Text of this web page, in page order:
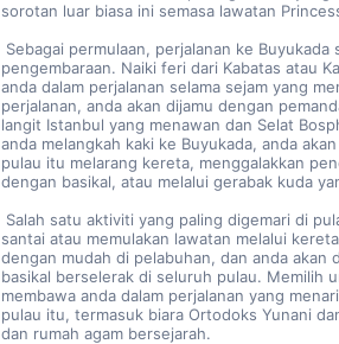
sorotan luar biasa ini semasa lawatan
pengembaraan. Naiki feri dari Kabatas atau
anda dalam perjalanan selama sejam yang
perjalanan, anda akan dijamu dengan
langit Istanbul yang menawan dan Selat
anda melangkah kaki ke Buyukada, anda
pulau itu melarang kereta, menggalakkan
dengan basikal, atau melalui gerabak kuda
santai atau memulakan lawatan melalui
dengan mudah di pelabuhan, dan anda akan
basikal berselerak di seluruh pulau. Memilih
membawa anda dalam perjalanan yang
pulau itu, termasuk biara Ortodoks Yunani
dan rumah agam bersejarah.